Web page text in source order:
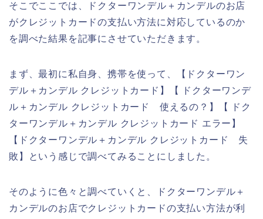
そこでここでは、ドクターワンデル＋カンデルのお店
がクレジットカードの支払い方法に対応しているのか
を調べた結果を記事にさせていただきます。
まず、最初に私自身、携帯を使って、【ドクターワン
デル＋カンデル クレジットカード】【 ドクターワンデ
ル＋カンデル クレジットカード 使えるの？】【 ドク
ターワンデル＋カンデル クレジットカード エラー】
【ドクターワンデル＋カンデル クレジットカード 失
敗】という感じで調べてみることにしました。
そのように色々と調べていくと、ドクターワンデル＋
カンデルのお店でクレジットカードの支払い方法が利